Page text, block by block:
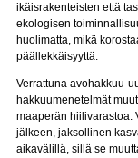
ikäisrakenteisten että
ekologisen
huolimatta, mikä
päällekkäisyyttä.
Verrattuna avohakkuu-
hakkuumenetelmät
maaperän hiilivarastoa.
jälkeen, jaksollinen
aikavälillä, sillä se